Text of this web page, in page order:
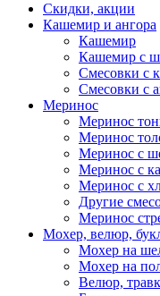
Скидки, акции
Кашемир и ангора
Кашемир
Кашемир с
Смесовки с
Смесовки с
Меринос
Меринос
Меринос
Меринос с
Меринос с
Меринос с
Другие
Меринос
Мохер, велюр,
Мохер на
Мохер на
Велюр,